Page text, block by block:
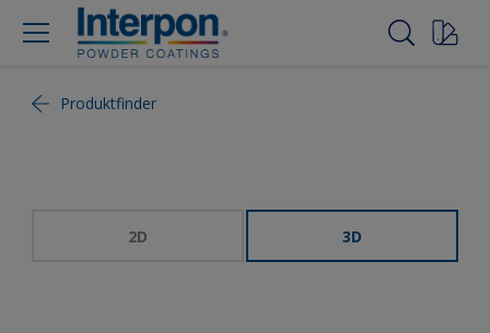
Produktfinder
2D 3D